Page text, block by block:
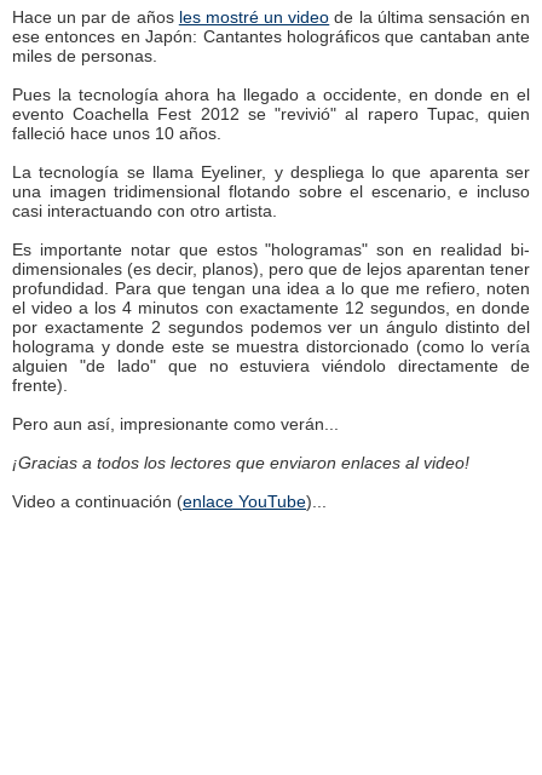
Hace un par de años les mostré un video de la última sensación en
ese entonces en Japón: Cantantes holográficos que cantaban ante
miles de personas.
Pues la tecnología ahora ha llegado a occidente, en donde en el
evento Coachella Fest 2012 se "revivió" al rapero Tupac, quien
falleció hace unos 10 años.
La tecnología se llama Eyeliner, y despliega lo que aparenta ser
una imagen tridimensional flotando sobre el escenario, e incluso
casi interactuando con otro artista.
Es importante notar que estos "hologramas" son en realidad bi-
dimensionales (es decir, planos), pero que de lejos aparentan tener
profundidad. Para que tengan una idea a lo que me refiero, noten
el video a los 4 minutos con exactamente 12 segundos, en donde
por exactamente 2 segundos podemos ver un ángulo distinto del
holograma y donde este se muestra distorcionado (como lo vería
alguien "de lado" que no estuviera viéndolo directamente de
frente).
Pero aun así, impresionante como verán...
¡Gracias a todos los lectores que enviaron enlaces al video!
Video a continuación (enlace YouTube)...